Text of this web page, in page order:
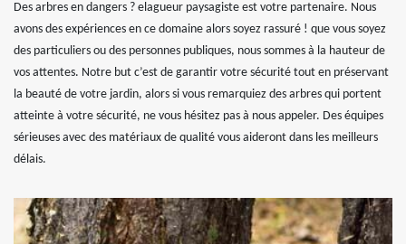
Des arbres en dangers ? elagueur paysagiste est votre partenaire. Nous
avons des expériences en ce domaine alors soyez rassuré ! que vous soyez
des particuliers ou des personnes publiques, nous sommes à la hauteur de
vos attentes. Notre but c’est de garantir votre sécurité tout en préservant
la beauté de votre jardin, alors si vous remarquiez des arbres qui portent
atteinte à votre sécurité, ne vous hésitez pas à nous appeler. Des équipes
sérieuses avec des matériaux de qualité vous aideront dans les meilleurs
délais.